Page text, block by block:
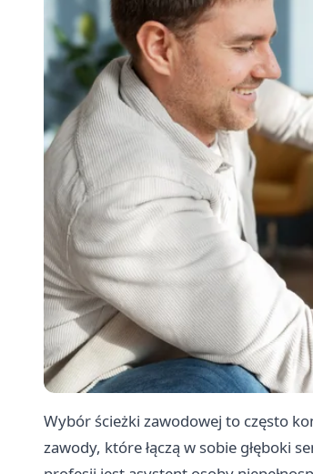
Wybór ścieżki zawodowej to często
zawody, które łączą w sobie głęboki